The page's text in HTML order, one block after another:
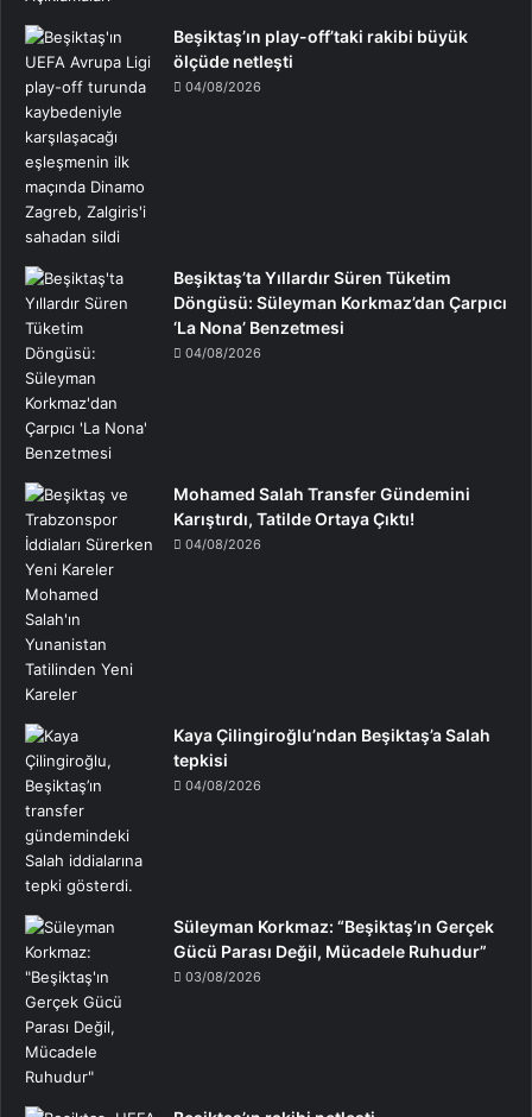
Beşiktaş’ın play-off’taki rakibi büyük
ölçüde netleşti
04/08/2026
Beşiktaş’ta Yıllardır Süren Tüketim
Döngüsü: Süleyman Korkmaz’dan Çarpıcı
‘La Nona’ Benzetmesi
04/08/2026
Mohamed Salah Transfer Gündemini
Karıştırdı, Tatilde Ortaya Çıktı!
04/08/2026
Kaya Çilingiroğlu’ndan Beşiktaş’a Salah
tepkisi
04/08/2026
Süleyman Korkmaz: “Beşiktaş’ın Gerçek
Gücü Parası Değil, Mücadele Ruhudur”
03/08/2026